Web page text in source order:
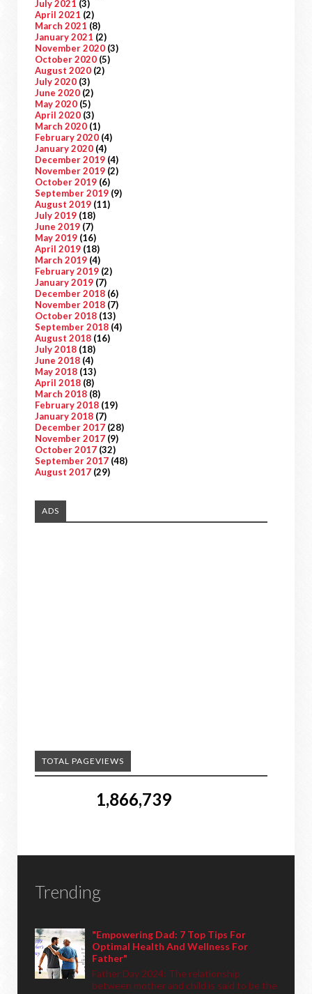
July 2021 (3)
April 2021 (2)
March 2021 (8)
January 2021 (2)
November 2020 (3)
October 2020 (5)
August 2020 (2)
July 2020 (3)
June 2020 (2)
May 2020 (5)
April 2020 (3)
March 2020 (1)
February 2020 (4)
January 2020 (4)
December 2019 (4)
November 2019 (2)
October 2019 (6)
September 2019 (9)
August 2019 (11)
July 2019 (18)
June 2019 (7)
May 2019 (16)
April 2019 (18)
March 2019 (4)
February 2019 (2)
January 2019 (7)
December 2018 (6)
November 2018 (7)
October 2018 (13)
September 2018 (4)
August 2018 (16)
July 2018 (18)
June 2018 (4)
May 2018 (13)
April 2018 (8)
March 2018 (8)
February 2018 (19)
January 2018 (7)
December 2017 (28)
November 2017 (9)
October 2017 (32)
September 2017 (48)
August 2017 (29)
ADS
TOTAL PAGEVIEWS
1,866,739
Trending
"Empowering Dad: 7 Top Tips For
Optimal Health And Wellness For
Father"
Father Day 2024: The relationship
between mother and child is said to be the